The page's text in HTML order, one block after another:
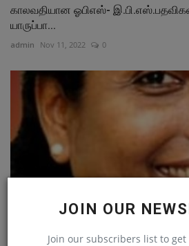
JOIN OUR
Join our subscribers list to
காலவதியான ஓபிஎஸ்-
யாருப்பா...
admin Nov 11, 2022 0